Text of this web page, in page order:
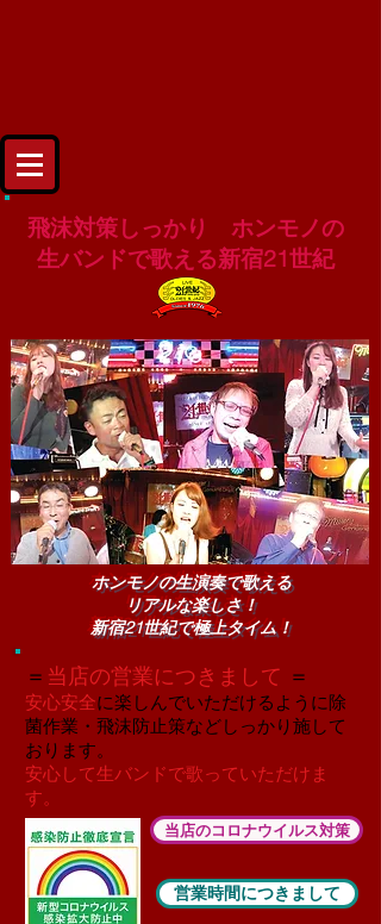
飛沫対策しっかり ホンモノの
生バンドで歌える新宿21世紀
掲載許可をいただいたお客様の大熱唱写真です
ホンモノの生演奏で歌える
リアルな楽しさ！
新宿21世紀で極上タイム！
＝ 当店の営業につきまして ＝
安心安全に楽しんでいただけるように除
菌作業・飛沫防止策などしっかり施して
おります。
安心して生バンドで歌っていただけま
す。
当店のコロナウイルス対策
営業時間につきまして